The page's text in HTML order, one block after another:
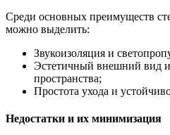
Среди основных преимуществ
можно выделить:
Звукоизоляция и
Эстетичный внешний вид
пространства;
Простота ухода и
Недостатки и их минимизация